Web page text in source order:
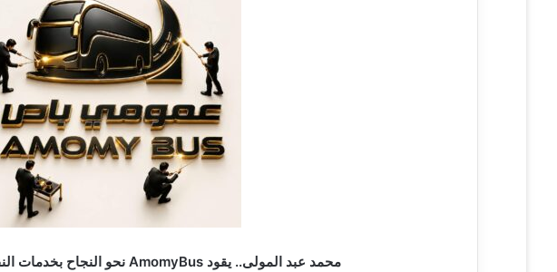
محمد عبد المولى.. يقود AmomyBus نحو النجاح بخدمات النقل والمبادرات الإنسانية